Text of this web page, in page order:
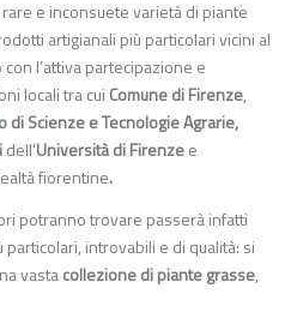
e inconsuete varietà di piante
artigianali più particolari vicini al
con l’attiva partecipazione e
locali tra cui Comune di Firenze,
di Scienze e Tecnologie Agrarie,
dell’Università di Firenzee
fiorentine.
potranno trovare passerà infatti
introvabili e di qualità: si
vastacollezione di piante grasse,